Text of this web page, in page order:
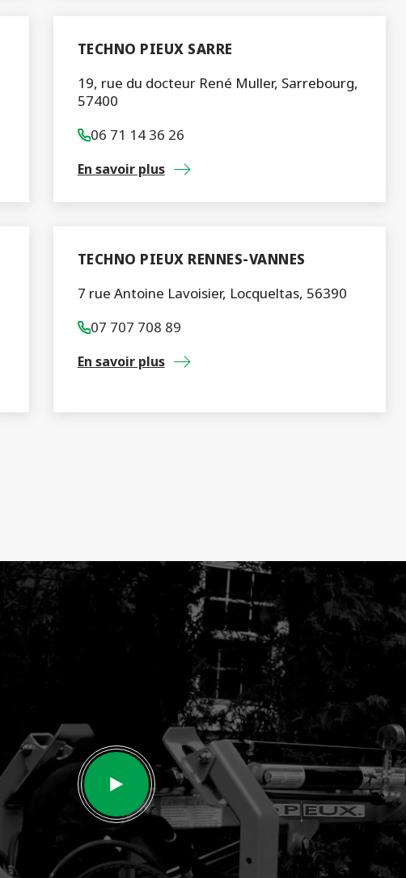
TECHNO PIEUX SARRE
19, rue du docteur René Muller, Sarrebourg,
57400
06 71 14 36 26
En savoir plus
TECHNO PIEUX RENNES-VANNES
7 rue Antoine Lavoisier, Locqueltas, 56390
07 707 708 89
En savoir plus